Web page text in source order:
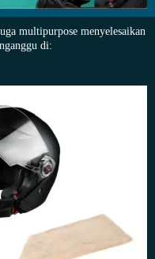
multipurpose menyelesaikan
di: